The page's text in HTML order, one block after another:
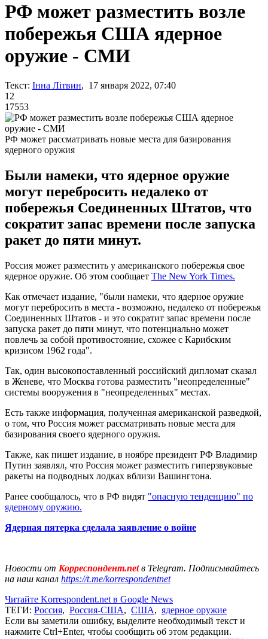
РФ может разместить возле
побережья США ядерное
оружие - СМИ
Текст: Інна Літвин, 17 января 2022, 07:40
12
17553
РФ может рассматривать новые места для базирования
ядерного оружия
Были намеки, что ядерное оружие
могут перебросить недалеко от
побережья Соединенных Штатов, что
сократит запас времени после запуска
ракет до пяти минут.
Россия может разместить у американского побережья свое
ядерное оружие. Об этом сообщает The New York Times.
Как отмечает издание, "были намеки, что ядерное оружие
могут перебросить в места - возможно, недалеко от побережья
Соединенных Штатов - и это сократит запас времени после
запуска ракет до пяти минут, что потенциально может
повлечь за собой противостояние, схожее с Карибским
кризисом 1962 года".
Так, один высокопоставленный российский дипломат сказал
в Женеве, что Москва готова разместить "неопределенные"
системы вооружения в "неопределенных" местах.
Есть также информация, полученная американской разведкой,
о том, что Россия может рассматривать новые места для
базирования своего ядерного оружия.
Также, как пишет издание, в ноябре президент РФ Владимир
Путин заявлял, что Россия может разместить гиперзвуковые
ракеты на подводных лодках вблизи Вашингтона.
Ранее сообщалось, что в РФ видят "опасную тенденцию" по
ядерному оружию.
Ядерная пятерка сделала заявление о войне
Новости от Корреспондент.netв Telegram. Подписывайтесь
на наш канал https://t.me/korrespondentnet
Читайте Korrespondent.net в Google News
ТЕГИ: Россия, Россия-США, США, ядерное оружие
Если вы заметили ошибку, выделите необходимый текст и
нажмите Ctrl+Enter, чтобы сообщить об этом редакции.